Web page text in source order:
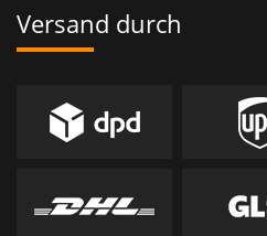
Versand durch